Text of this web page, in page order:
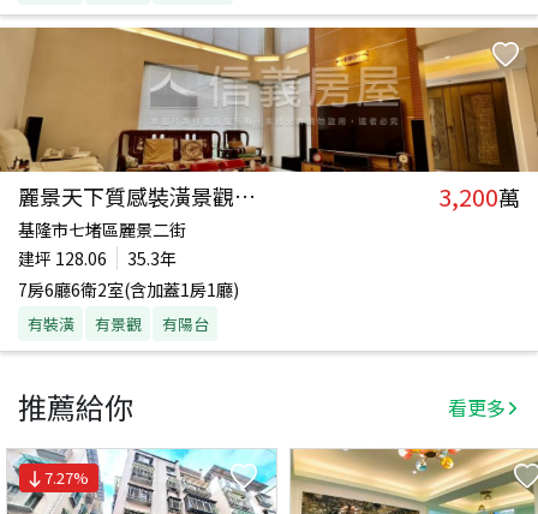
麗景天下質感裝潢景觀透天 3,200萬
基隆市七堵區麗景二街
建坪 128.06
35.3年
7房6廳6衛2室(含加蓋1房1廳)
有裝潢 有景觀 有陽台
推薦給你 看更多
7.27%